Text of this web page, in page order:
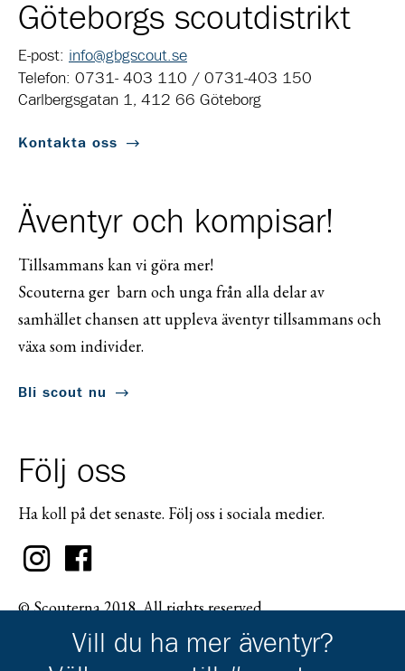
Göteborgs scoutdistrikt
E-post: info@gbgscout.se
Telefon: 0731- 403 110 / 0731-403 150
Carlbergsgatan 1, 412 66 Göteborg
Kontakta oss
Äventyr och kompisar!
Tillsammans kan vi göra mer!
Scouterna ger barn och unga från alla delar av
samhället chansen att uppleva äventyr tillsammans och
växa som individer.
Bli scout nu
Följ oss
Ha koll på det senaste. Följ oss i sociala medier.
© Scouterna 2018. All rights reserved.
Vill du ha mer äventyr?